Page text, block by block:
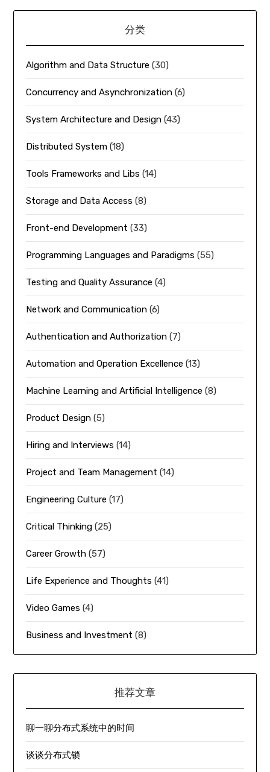
分类
Algorithm and Data Structure (30)
Concurrency and Asynchronization (6)
System Architecture and Design (43)
Distributed System (18)
Tools Frameworks and Libs (14)
Storage and Data Access (8)
Front-end Development (33)
Programming Languages and Paradigms (55)
Testing and Quality Assurance (4)
Network and Communication (6)
Authentication and Authorization (7)
Automation and Operation Excellence (13)
Machine Learning and Artificial Intelligence (8)
Product Design (5)
Hiring and Interviews (14)
Project and Team Management (14)
Engineering Culture (17)
Critical Thinking (25)
Career Growth (57)
Life Experience and Thoughts (41)
Video Games (4)
Business and Investment (8)
推荐文章
聊一聊分布式系统中的时间
谈谈分布式锁